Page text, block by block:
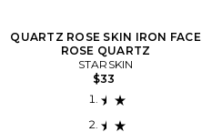
QUARTZ ROSE SKIN IRON FACE
ROSE QUARTZ
STARSKIN
$33